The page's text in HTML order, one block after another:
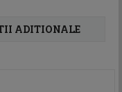
ADITIONALE